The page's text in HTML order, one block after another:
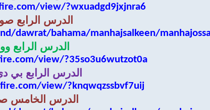
view/?wxuadgd9jxjnra6
الدرس الرابع
dawrat/bahama/manhajsalkeen/
الدرس الرابع
view/?35so3u6wutzot0a
الدرس الرابع بي
view/?knqwqzssbvf7uij
الدرس الخامس